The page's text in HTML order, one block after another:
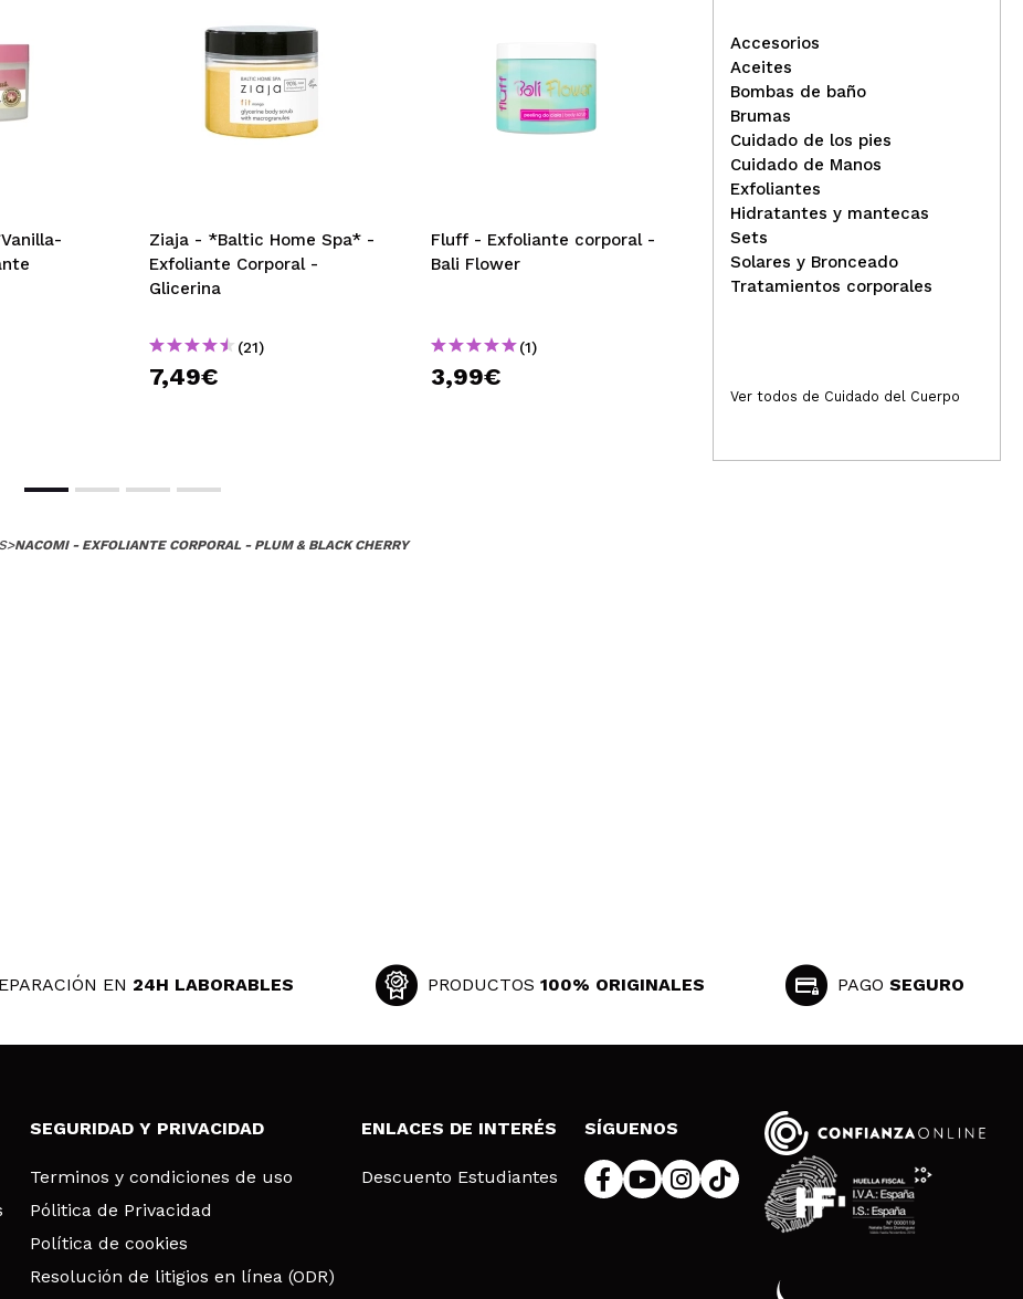
Ziaja - *Baltic Home Spa* -
Exfoliante Corporal -
Glicerina
(21)
7,49€
Fluff - Exfoliante corporal -
Bali Flower
(1)
3,99€
Tree Hut - Exfoliante
corporal Shea Sugar Scrub
- Tropical Mango
Accesorios
Aceites
Bombas de baño
Brumas
Cuidado de los pies
Cuidado de Manos
Exfoliantes
Hidratantes y mantecas
Sets
Solares y Bronceado
Tratamientos corporales
Ver todos de Cuidado del Cuerpo
>NACOMI - EXFOLIANTE CORPORAL - PLUM & BLACK CHERRY
EN 24H LABORABLES PRODUCTOS 100% ORIGINALES PAGO SEGURO
SEGURIDAD Y PRIVACIDAD
Terminos y condiciones de uso
Pólitica de Privacidad
Política de cookies
Resolución de litigios en línea (ODR)
ENLACES DE INTERÉS
Descuento Estudiantes
SÍGUENOS